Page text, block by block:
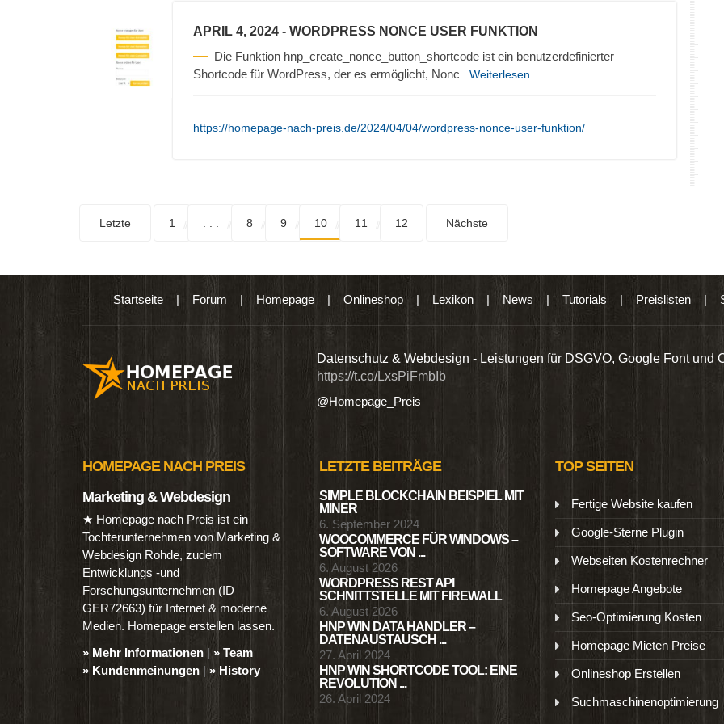
APRIL 4, 2024 - WORDPRESS NONCE USER FUNKTION
Die Funktion hnp_create_nonce_button_shortcode ist ein benutzerdefinierter
Shortcode für WordPress, der es ermöglicht, Nonc ...Weiterlesen
https://homepage-nach-preis.de/2024/04/04/wordpress-nonce-user-funktion/
Letzte 1 8 9 10 11 12 Nächste
Startseite| Forum | Homepage| Onlineshop| Lexikon| News | Tutorials |Preislisten|
Produkten wie Ebooks & DVDs.… Datenschutz & Webdesign - Leistungen für DSGVO, Google Font und
https://t.co/LxsPiFmbIb
@Homepage_Preis
HOMEPAGE NACH PREIS
Marketing & Webdesign
★ Homepage nach Preis ist ein
Tochterunternehmen von Marketing &
Webdesign Rohde, zudem
Entwicklungs -und
Forschungsunternehmen (ID
GER72663) für Internet & moderne
Medien. Homepage erstellen lassen.
» Mehr Informationen | » Team
» Kundenmeinungen | » History
LETZTE BEITRÄGE
SIMPLE BLOCKCHAIN BEISPIEL MIT
MINER
6. September 2024
WOOCOMMERCE FÜR WINDOWS –
SOFTWARE VON ...
6. August 2026
WORDPRESS REST API
SCHNITTSTELLE MIT FIREWALL
6. August 2026
HNP WIN DATA HANDLER –
DATENAUSTAUSCH ...
27. April 2024
HNP WIN SHORTCODE TOOL: EINE
REVOLUTION ...
26. April 2024
TOP SEITEN
Fertige Website kaufen
Google-Sterne Plugin
Webseiten Kostenrechner
Homepage Angebote
Seo-Optimierung Kosten
Homepage Mieten Preise
Onlineshop Erstellen
Suchmaschinenoptimierung